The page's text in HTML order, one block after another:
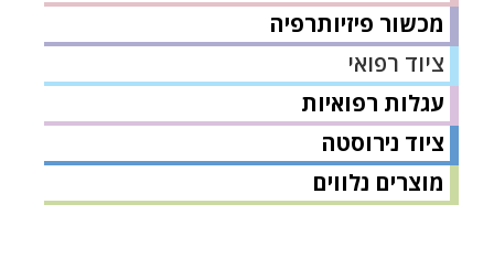
מכשור פיזיותרפיה
ציוד רפואי
עגלות רפואיות
ציוד נירוסטה
מוצרים נלווים